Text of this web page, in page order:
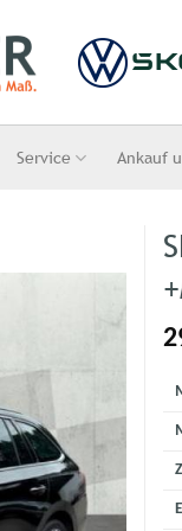
Service Ankauf